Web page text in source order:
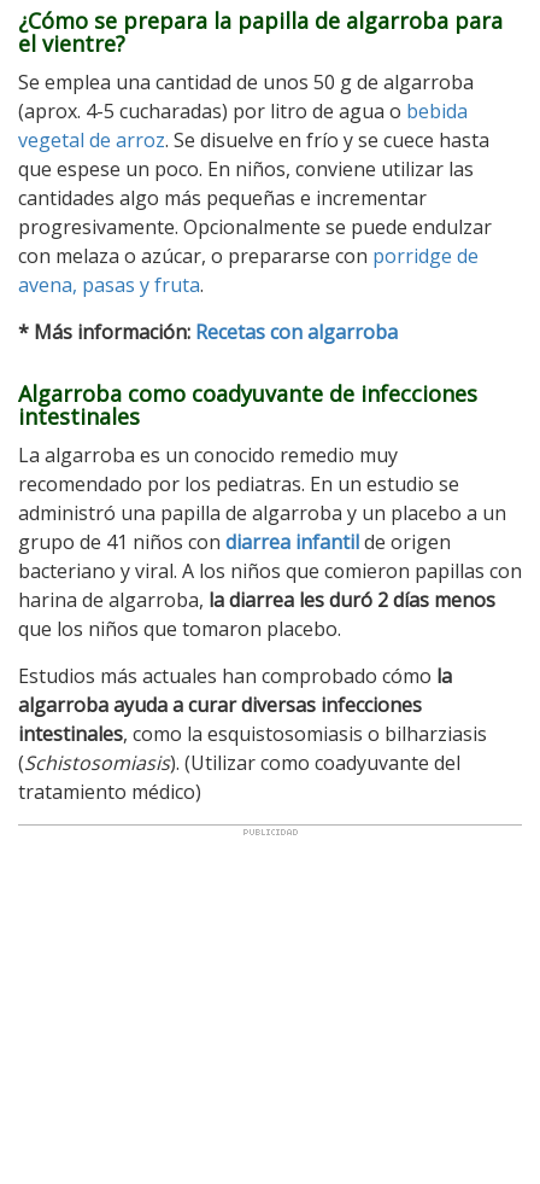
¿Cómo se prepara la papilla de algarroba para
el vientre?
Se emplea una cantidad de unos 50 g de algarroba
(aprox. 4-5 cucharadas) por litro de agua o bebida
vegetal de arroz. Se disuelve en frío y se cuece hasta
que espese un poco. En niños, conviene utilizar las
cantidades algo más pequeñas e incrementar
progresivamente. Opcionalmente se puede endulzar
con melaza o azúcar, o prepararse con porridge de
avena, pasas y fruta.
* Más información: Recetas con algarroba
Algarroba como coadyuvante de infecciones
intestinales
La algarroba es un conocido remedio muy
recomendado por los pediatras. En un estudio se
administró una papilla de algarroba y un placebo a un
grupo de 41 niños con diarrea infantilde origen
bacteriano y viral. A los niños que comieron papillas con
harina de algarroba, la diarrea les duró 2 días menos
que los niños que tomaron placebo.
Estudios más actuales han comprobado cómo la
algarroba ayuda a curar diversas infecciones
intestinales, como la esquistosomiasis o bilharziasis
(Schistosomiasis). (Utilizar como coadyuvante del
tratamiento médico)